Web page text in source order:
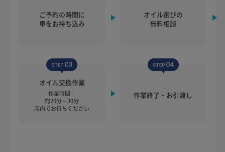
ご予約の時間に
車をお持ち込み
オイル選びの
無料相談
オイル交換作業
作業時間：
約20分～30分
店内でお待ちください
作業終了・お引渡し